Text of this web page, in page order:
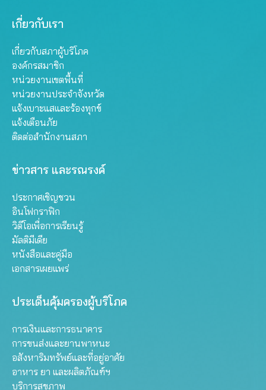
เกี่ยวกับเรา
เกี่ยวกับสภาผู้บริโภค
องค์กรสมาชิก
หน่วยงานเขตพื้นที่
หน่วยงานประจำจังหวัด
แจ้งเบาะแสและร้องทุกข์
แจ้งเตือนภัย
ติดต่อสำนักงานสภา
ข่าวสาร และรณรงค์
ประกาศเชิญชวน
อินโฟกราฟิก
วิดีโอเพื่อการเรียนรู้
มัลติมีเดีย
หนังสือและคู่มือ
เอกสารเผยแพร่
ประเด็นคุ้มครองผู้บริโภค
การเงินและการธนาคาร
การขนส่งและยานพาหนะ
อสังหาริมทรัพย์และที่อยู่อาศัย
อาหาร ยา และผลิตภัณฑ์ฯ
บริการสุขภาพ